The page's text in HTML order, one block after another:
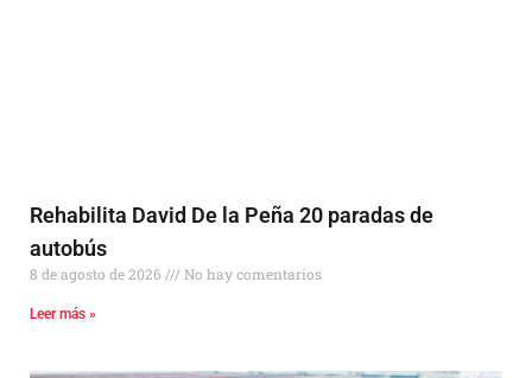
Rehabilita David De la Peña 20 paradas de
autobús
8 de agosto de 2026 No hay comentarios
Leer más »